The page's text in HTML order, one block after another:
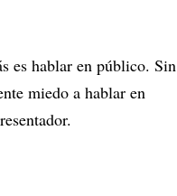
es hablar en público. Sin
miedo a hablar en